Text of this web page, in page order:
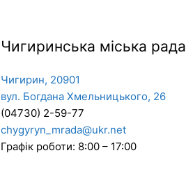
Чигиринська міська рада
Чигирин, 20901
вул. Богдана Хмельницького, 26
(04730) 2-59-77
chygyryn_mrada@ukr.net
Графік роботи: 8:00 – 17:00